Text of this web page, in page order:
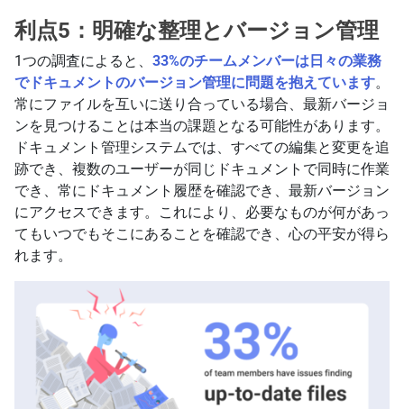
利点5：明確な整理とバージョン管理
1つの調査によると、 33%のチームメンバーは日々の業務
でドキュメントのバージョン管理に問題を抱えています。
常にファイルを互いに送り合っている場合、最新バージョ
ンを見つけることは本当の課題となる可能性があります。
ドキュメント管理システムでは、すべての編集と変更を追
跡でき、複数のユーザーが同じドキュメントで同時に作業
でき、常にドキュメント履歴を確認でき、最新バージョン
にアクセスできます。これにより、必要なものが何があっ
てもいつでもそこにあることを確認でき、心の平安が得ら
れます。